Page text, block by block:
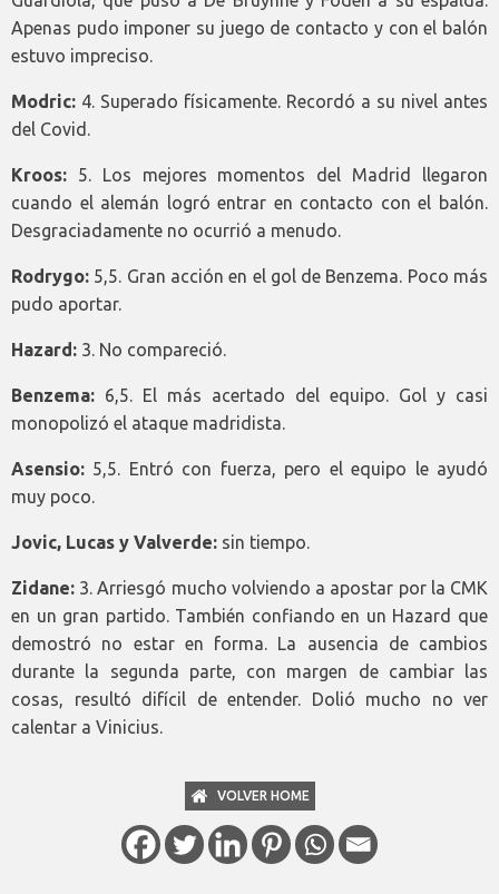
Apenas pudo imponer su juego de contacto y con el balón
estuvo impreciso.
Modric: 4. Superado físicamente. Recordó a su nivel antes
del Covid.
Kroos: 5. Los mejores momentos del Madrid llegaron
cuando el alemán logró entrar en contacto con el balón.
Desgraciadamente no ocurrió a menudo.
Rodrygo: 5,5. Gran acción en el gol de Benzema. Poco más
pudo aportar.
Hazard: 3. No compareció.
Benzema: 6,5. El más acertado del equipo. Gol y casi
monopolizó el ataque madridista.
Asensio: 5,5. Entró con fuerza, pero el equipo le ayudó
muy poco.
Jovic, Lucas y Valverde: sin tiempo.
Zidane: 3. Arriesgó mucho volviendo a apostar por la CMK
en un gran partido. También confiando en un Hazard que
demostró no estar en forma. La ausencia de cambios
durante la segunda parte, con margen de cambiar las
cosas, resultó difícil de entender. Dolió mucho no ver
calentar a Vinicius.
VOLVER HOME